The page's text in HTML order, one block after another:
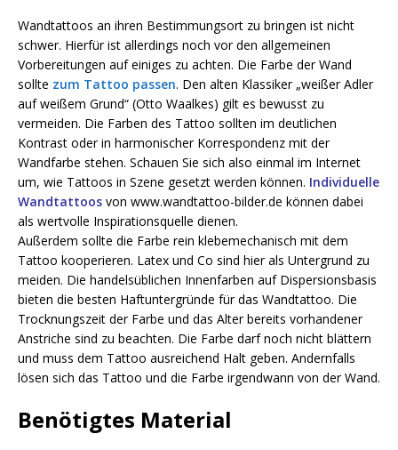
Wandtattoos an ihren Bestimmungsort zu bringen ist nicht
schwer. Hierfür ist allerdings noch vor den allgemeinen
Vorbereitungen auf einiges zu achten. Die Farbe der Wand
sollte zum Tattoo passen. Den alten Klassiker „weißer Adler
auf weißem Grund“ (Otto Waalkes) gilt es bewusst zu
vermeiden. Die Farben des Tattoo sollten im deutlichen
Kontrast oder in harmonischer Korrespondenz mit der
Wandfarbe stehen. Schauen Sie sich also einmal im Internet
um, wie Tattoos in Szene gesetzt werden können. Individuelle
Wandtattoos von www.wandtattoo-bilder.de können dabei
als wertvolle Inspirationsquelle dienen.
Außerdem sollte die Farbe rein klebemechanisch mit dem
Tattoo kooperieren. Latex und Co sind hier als Untergrund zu
meiden. Die handelsüblichen Innenfarben auf Dispersionsbasis
bieten die besten Haftuntergründe für das Wandtattoo. Die
Trocknungszeit der Farbe und das Alter bereits vorhandener
Anstriche sind zu beachten. Die Farbe darf noch nicht blättern
und muss dem Tattoo ausreichend Halt geben. Andernfalls
lösen sich das Tattoo und die Farbe irgendwann von der Wand.
Benötigtes Material